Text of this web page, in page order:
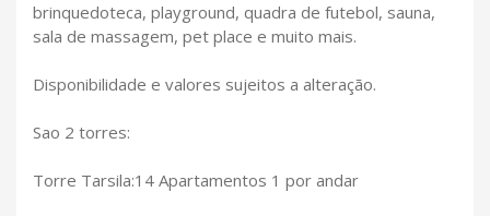
brinquedoteca, playground, quadra de futebol, sauna,
sala de massagem, pet place e muito mais.
Disponibilidade e valores sujeitos a alteração.
Sao 2 torres:
Torre Tarsila:14 Apartamentos 1 por andar